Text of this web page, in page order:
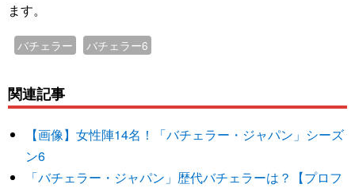
ます。
バチェラー バチェラー6
関連記事
【画像】女性陣14名！「バチェラー・ジャパン」シーズ
ン6
「バチェラー・ジャパン」歴代バチェラーは？【プロフ